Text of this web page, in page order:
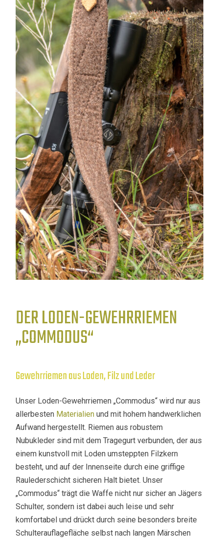
DER LODEN-GEWEHRRIEMEN
„COMMODUS“
Gewehrriemen aus Loden, Filz und Leder
Unser Loden-Gewehrriemen „Commodus“ wird nur aus
allerbesten Materialien und mit hohem handwerklichen
Aufwand hergestellt. Riemen aus robustem
Nubukleder sind mit dem Tragegurt verbunden, der aus
einem kunstvoll mit Loden umsteppten Filzkern
besteht, und auf der Innenseite durch eine griffige
Raulederschicht sicheren Halt bietet. Unser
„Commodus“ trägt die Waffe nicht nur sicher an Jägers
Schulter, sondern ist dabei auch leise und sehr
komfortabel und drückt durch seine besonders breite
Schulterauflagefläche selbst nach langen Märschen